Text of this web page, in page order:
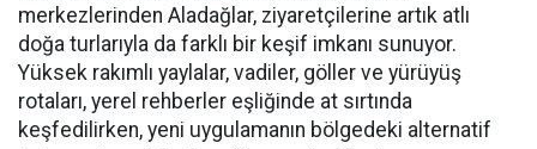
merkezlerinden Aladağlar, ziyaretçilerine artık atlı
doğa turlarıyla da farklı bir keşif imkanı sunuyor.
Yüksek rakımlı yaylalar, vadiler, göller ve yürüyüş
rotaları, yerel rehberler eşliğinde at sırtında
keşfedilirken, yeni uygulamanın bölgedeki alternatif